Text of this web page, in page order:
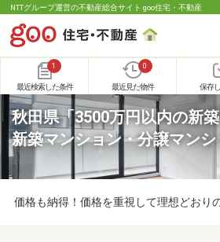
NTTグループ運営の不動産総合サイト goo住宅・不動産
1
最近検索した条件
0
最近見た物件 保存
秋田県「3500万円以内の新
新築マンション・分譲マン
価格も納得！価格を重視して理想どおり